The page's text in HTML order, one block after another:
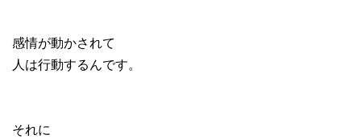
感情が動かされて
人は行動するんです。
それに